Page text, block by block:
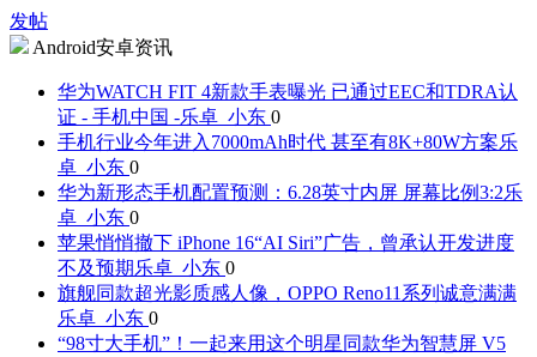
发帖
Android安卓资讯
华为WATCH FIT 4新款手表曝光 已通过EEC和TDRA认
证 - 手机中国 -乐卓_小东 0
手机行业今年进入7000mAh时代 甚至有8K+80W方案乐
卓_小东 0
华为新形态手机配置预测：6.28英寸内屏 屏幕比例3:2乐
卓_小东 0
苹果悄悄撤下 iPhone 16“AI Siri”广告，曾承认开发进度
不及预期 乐卓_小东 0
旗舰同款超光影质感人像，OPPO Reno11系列诚意满满
乐卓_小东 0
“98寸大手机”！一起来用这个明星同款华为智慧屏 V5